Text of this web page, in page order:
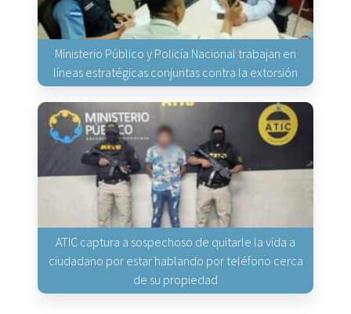
Ministerio Público y Policía Nacional trabajan en
líneas estratégicas conjuntas contra la extorsión
ATIC captura a sospechoso de quitarle la vida a
ciudadano por estar hablando por teléfono cerca
de su propiedad